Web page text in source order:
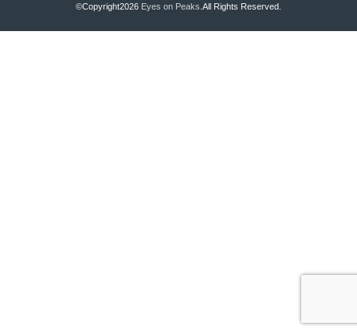
©Copyright2026 Eyes on Peaks .All Rights Reserved.